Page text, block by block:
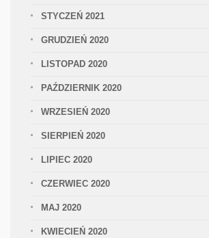
STYCZEŃ 2021
GRUDZIEŃ 2020
LISTOPAD 2020
PAŹDZIERNIK 2020
WRZESIEŃ 2020
SIERPIEŃ 2020
LIPIEC 2020
CZERWIEC 2020
MAJ 2020
KWIECIEŃ 2020